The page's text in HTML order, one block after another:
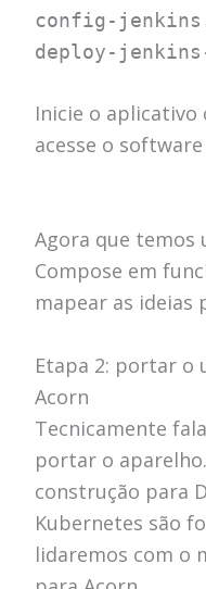
config-
deploy-
Inicie o aplicativo
acesse o
Agora que temos
Compose em
mapear as ideias
Etapa 2: portar o
Acorn
Tecnicamente
portar o aparelho.
construção para
Kubernetes são
lidaremos com o